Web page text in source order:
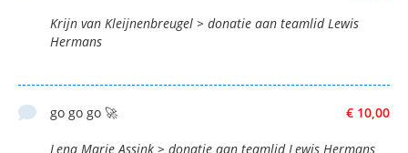
Krijn van Kleijnenbreugel > donatie aan teamlid Lewis
Hermans
€ 10,00
go go go 🚀
Lena Marie Assink > donatie aan teamlid Lewis Hermans